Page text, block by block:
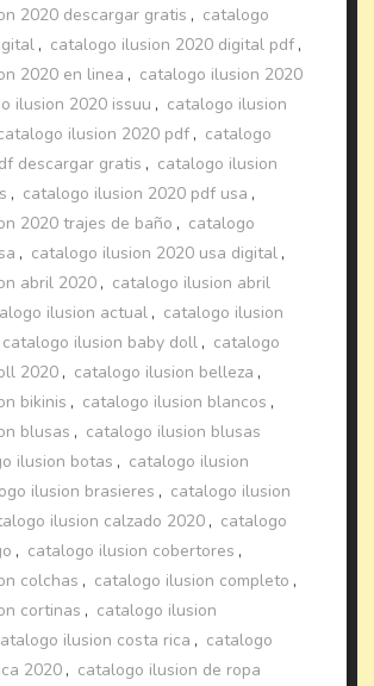
2020 descargar gratis , catalogo
, catalogo ilusion 2020 digital pdf ,
2020 en linea , catalogo ilusion 2020
ilusion 2020 issuu , catalogo ilusion
ilusion 2020 pdf , catalogo
descargar gratis , catalogo ilusion
, catalogo ilusion 2020 pdf usa ,
2020 trajes de baño , catalogo
, catalogo ilusion 2020 usa digital ,
abril 2020 , catalogo ilusion abril
ilusion actual , catalogo ilusion
catalogo ilusion baby doll , catalogo
2020 , catalogo ilusion belleza ,
bikinis , catalogo ilusion blancos ,
blusas , catalogo ilusion blusas
ilusion botas , catalogo ilusion
ilusion brasieres , catalogo ilusion
ilusion calzado 2020 , catalogo
, catalogo ilusion cobertores ,
colchas , catalogo ilusion completo ,
cortinas , catalogo ilusion
ilusion costa rica , catalogo
2020 , catalogo ilusion de ropa